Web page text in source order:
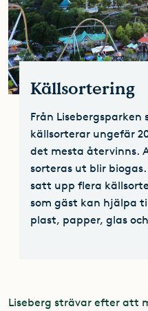
Källsortering
Från Lisebergsparken
källsorterar ungefär
det mesta återvinns.
sorteras ut blir
satt upp flera
som gäst kan hjälpa
plast, papper, glas
Liseberg strävar efter att